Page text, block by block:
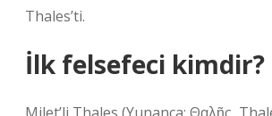
Thales’ti.
İlk felsefeci kimdir?